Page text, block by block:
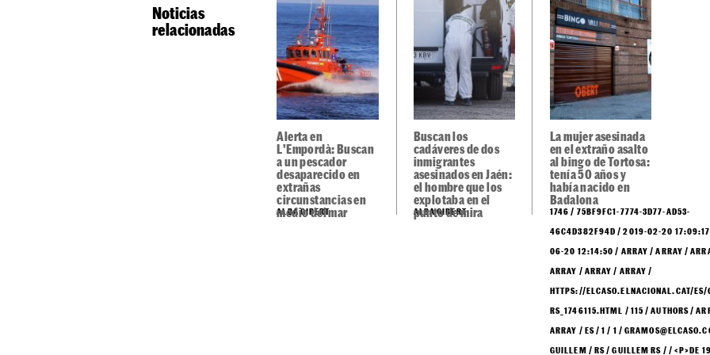
Noticias
relacionadas
Alerta en
L'Empordà: Buscan
a un pescador
desaparecido en
extrañas
circunstancias en
medio del mar
ALBA GIBERT
Buscan los
cadáveres de dos
inmigrantes
asesinados en Jaén:
el hombre que los
explotaba en el
punto de mira
ALBA GIBERT
La mujer asesinada
en el extraño asalto
al bingo de Tortosa:
tenía 50 años y
había nacido en
Badalona
1746 / 75BF9FC1-7774-3D77-AD53-
46C4D382F94D / 2019-02-20
06-20 12:14:50 / ARRAY / ARRAY /
ARRAY / ARRAY / ARRAY /
HTTPS://ELCASO.ELNACIONAL.CAT/
RS_1746115.HTML / 115 / AUTHORS /
ARRAY / ES / 1 / 1 /
GUILLEM / RS / GUILLEM RS / / <P>DE